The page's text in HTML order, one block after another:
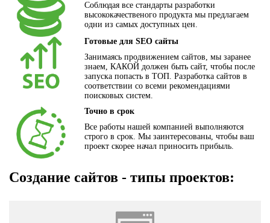
Соблюдая все стандарты разработки
высококачественого продукта мы предлагаем
одни из самых доступных цен.
Готовые для SEO сайты
Занимаясь продвижением сайтов, мы заранее
знаем, КАКОЙ должен быть сайт, чтобы после
запуска попасть в ТОП. Разработка сайтов в
соответствии со всеми рекомендациями
поисковых систем.
Точно в срок
Все работы нашей компанией выполняются
строго в срок. Мы заинтересованы, чтобы ваш
проект скорее начал приносить прибыль.
Создание сайтов - типы проектов: